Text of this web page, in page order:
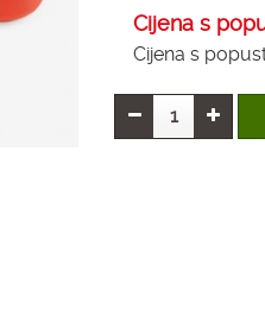
Cijena s
Cijena s